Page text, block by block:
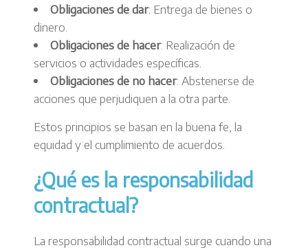
Obligaciones de dar: Entrega de bienes o
dinero.
Obligaciones de hacer: Realización de
servicios o actividades específicas.
Obligaciones de no hacer: Abstenerse de
acciones que perjudiquen a la otra parte.
Estos principios se basan en la buena fe, la
equidad y el cumplimiento de acuerdos.
¿Qué es la responsabilidad
contractual?
La responsabilidad contractual surge cuando una